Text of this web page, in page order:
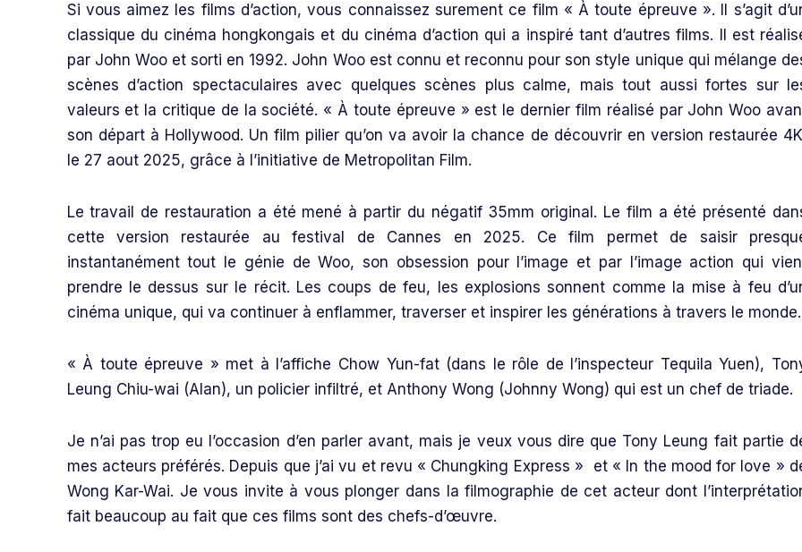
Si vous aimez les films d’action, vous connaissez surement ce film « À toute épreuve ». Il s’agit
classique du cinéma hongkongais et du cinéma d’action qui a inspiré tant d’autres films. Il est
par John Woo et sorti en 1992. John Woo est connu et reconnu pour son style unique qui mélange
scènes d’action spectaculaires avec quelques scènes plus calme, mais tout aussi fortes sur
valeurs et la critique de la société. « À toute épreuve » est le dernier film réalisé par John Woo
son départ à Hollywood. Un film pilier qu’on va avoir la chance de découvrir en version restaurée
le 27 aout 2025, grâce à l’initiative de Metropolitan Film.
Le travail de restauration a été mené à partir du négatif 35mm original. Le film a été présenté
cette version restaurée au festival de Cannes en 2025. Ce film permet de saisir
instantanément tout le génie de Woo, son obsession pour l’image et par l’image action qui
prendre le dessus sur le récit. Les coups de feu, les explosions sonnent comme la mise à feu
cinéma unique, qui va continuer à enflammer, traverser et inspirer les générations à travers le monde.
« À toute épreuve » met à l’affiche Chow Yun-fat (dans le rôle de l’inspecteur Tequila Yuen),
Leung Chiu-wai (Alan), un policier infiltré, et Anthony Wong (Johnny Wong) qui est un chef de triade.
Je n’ai pas trop eu l’occasion d’en parler avant, mais je veux vous dire que Tony Leung fait partie
mes acteurs préférés. Depuis que j’ai vu et revu « Chungking Express » et « In the mood for love »
Wong Kar-Wai. Je vous invite à vous plonger dans la filmographie de cet acteur dont
fait beaucoup au fait que ces films sont des chefs-d’œuvre.